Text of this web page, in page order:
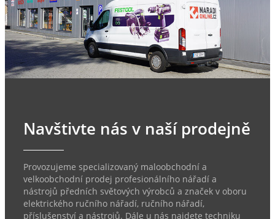
Navštivte nás v naší prodejně
Provozujeme specializovaný maloobchodní a
velkoobchodní prodej profesionálního nářadí a
nástrojů předních světových výrobců a značek v oboru
elektrického ručního nářadí, ručního nářadí,
příslušenství a nástrojů. Dále u nás najdete techniku